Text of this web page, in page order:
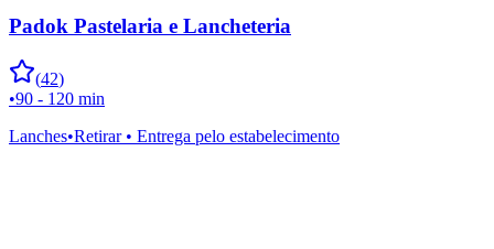
Padok Pastelaria e Lancheteria
(42)
•90 - 120 min
Lanches•Retirar • Entrega pelo estabelecimento